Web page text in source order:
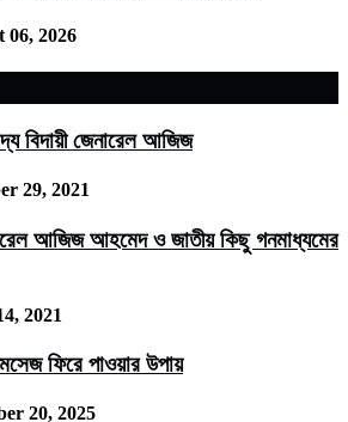
06, 2026
বিদায়ী জেনারেল আজিজ
29, 2021
আজিজ আহমেদ ও জাতীয় কিছু গনমাধ্যমের
2021
ফিরে পাওয়ার উপায়
20, 2025